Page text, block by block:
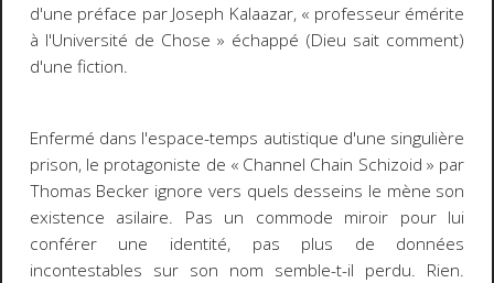
d'une préface par Joseph Kalaazar, « professeur émérite
à l'Université de Chose » échappé (Dieu sait comment)
d'une fiction.
Enfermé dans l'espace-temps autistique d'une singulière
prison, le protagoniste de « Channel Chain Schizoid » par
Thomas Becker ignore vers quels desseins le mène son
existence asilaire. Pas un commode miroir pour lui
conférer une identité, pas plus de données
incontestables sur son nom semble-t-il perdu. Rien.